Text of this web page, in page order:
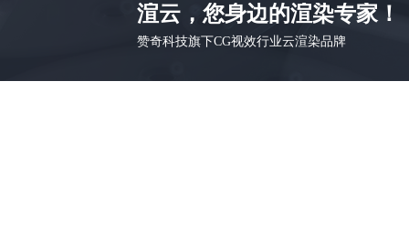
渲云，您身边的渲染专家！
赞奇科技旗下CG视效行业云渲染品牌